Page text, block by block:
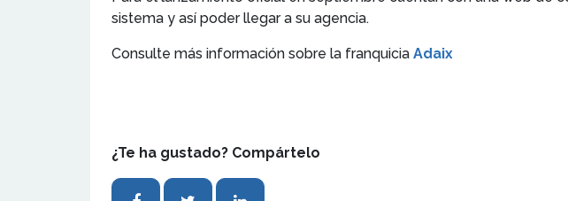
sistema y así poder llegar a su agencia.
Consulte más información sobre la franquicia Adaix
¿Te ha gustado? Compártelo